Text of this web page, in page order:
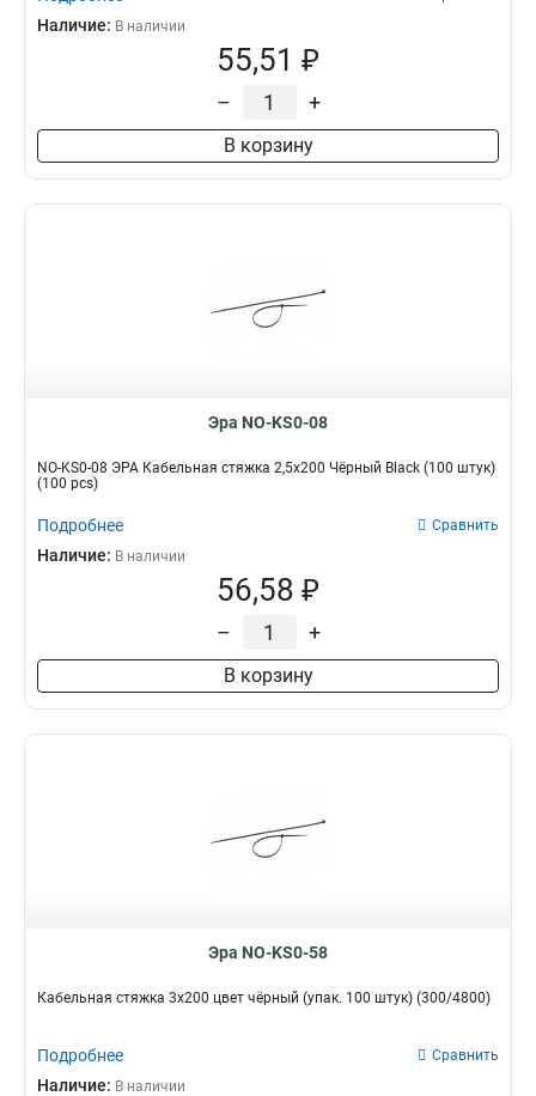
Наличие: В наличии
55,51 ₽
– +
В корзину
Эра NO-KS0-08
NO-KS0-08 ЭРА Кабельная стяжка 2,5х200 Чёрный Black (100 штук)
(100 pcs)
Подробнее Сравнить
Наличие: В наличии
56,58 ₽
– +
В корзину
Эра NO-KS0-58
Кабельная стяжка 3x200 цвет чёрный (упак. 100 штук) (300/4800)
Подробнее Сравнить
Наличие: В наличии